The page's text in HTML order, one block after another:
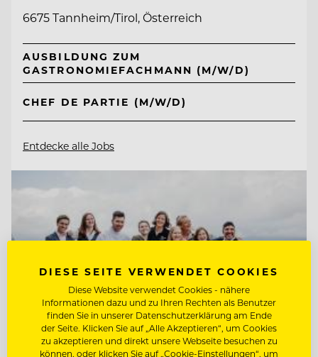
6675 Tannheim/Tirol, Österreich
AUSBILDUNG ZUM
GASTRONOMIEFACHMANN (M/W/D)
CHEF DE PARTIE (M/W/D)
Entdecke alle Jobs
DIESE SEITE VERWENDET COOKIES
Diese Website verwendet Cookies - nähere
Informationen dazu und zu Ihren Rechten als Benutzer
finden Sie in unserer Datenschutzerklärung am Ende
der Seite. Klicken Sie auf „Alle Akzeptieren“, um Cookies
zu akzeptieren und direkt unsere Webseite besuchen zu
können, oder klicken Sie auf „Cookie-Einstellungen“, um